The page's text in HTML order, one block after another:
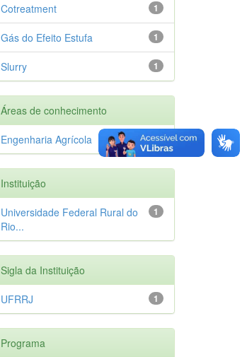
1
Cotreatment
1
Gás do Efeito Estufa
1
Slurry
Áreas de conhecimento
1
Engenharia Agrícola
Instituição
1
Universidade Federal Rural do
Rio...
Sigla da Instituição
1
UFRRJ
Programa